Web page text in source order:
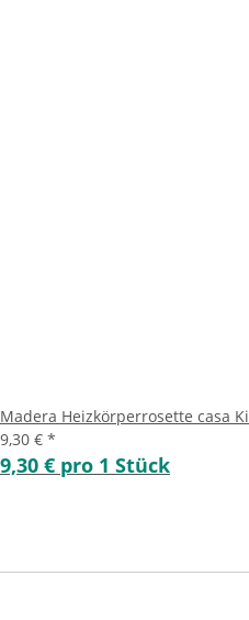
Madera Heizkörperrosette casa
9,30 € *
9,30 € pro 1 Stück